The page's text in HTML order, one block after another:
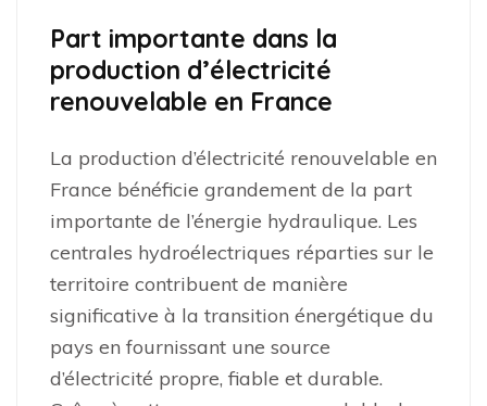
Part importante dans la
production d’électricité
renouvelable en France
La production d’électricité renouvelable en
France bénéficie grandement de la part
importante de l’énergie hydraulique. Les
centrales hydroélectriques réparties sur le
territoire contribuent de manière
significative à la transition énergétique du
pays en fournissant une source
d’électricité propre, fiable et durable.